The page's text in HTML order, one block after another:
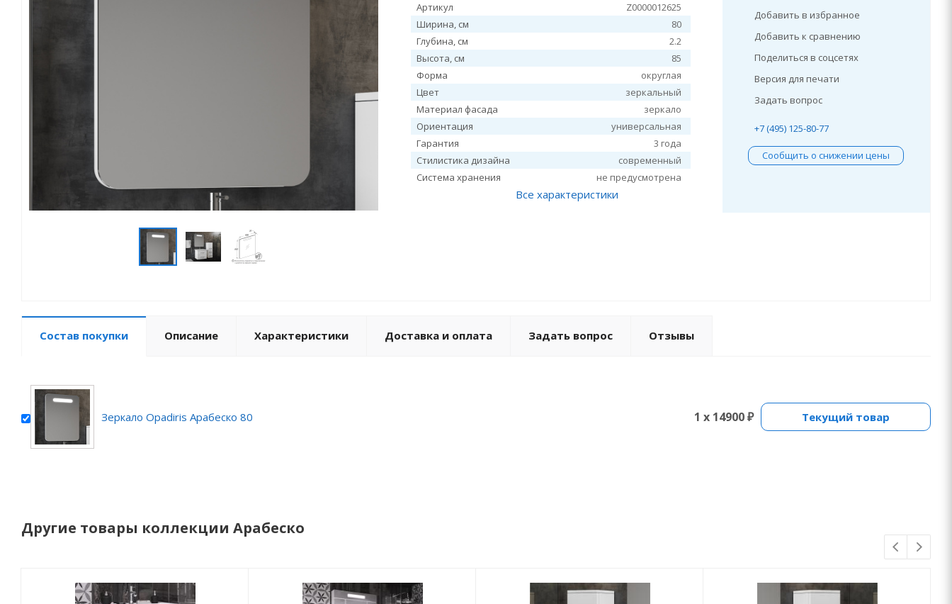
Артикул
Z0000012625
Ширина, см
80
Глубина, см
2.2
Высота, см
85
Форма
округлая
Цвет
зеркальный
Материал фасада
зеркало
Ориентация
универсальная
Гарантия
3 года
Стилистика дизайна
современный
Система хранения
не предусмотрена
Все характеристики
Добавить в избранное
Добавить к сравнению
Поделиться в соцсетях
Версия для печати
Задать вопрос
+7 (495) 125-80-77
Сообщить о снижении цены
Состав покупки Описание Характеристики Доставка и оплата Задать вопрос Отзывы
Зеркало Opadiris Арабеско 80 1 x 14900 ₽ Текущий товар
Другие товары коллекции Арабеско